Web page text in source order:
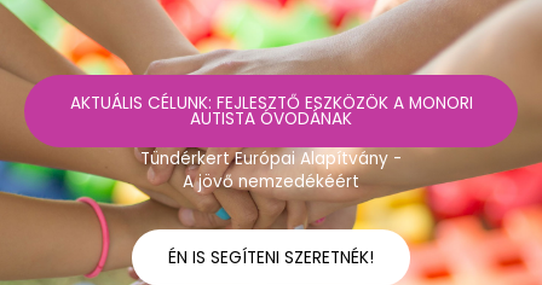
AKTUÁLIS CÉLUNK: FEJLESZTŐ ESZKÖZÖK A MONORI
AUTISTA ÓVODÁNAK
Tündérkert Európai Alapítvány -
A jövő nemzedékéért
ÉN IS SEGÍTENI SZERETNÉK!